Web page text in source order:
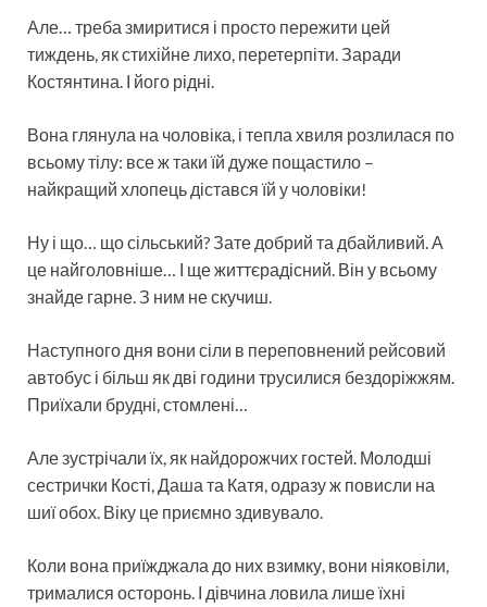
Але… треба змиритися і просто пережити цей
тиждень, як стихійне лихо, перетерпіти. Заради
Костянтина. І його рідні.
Вона глянула на чоловіка, і тепла хвиля розлилася по
всьому тілу: все ж таки їй дуже пощастило –
найкращий хлопець дістався їй у чоловіки!
Ну і що… що сільський? Зате добрий та дбайливий. А
це найголовніше… І ще життєрадісний. Він у всьому
знайде гарне. З ним не скучиш.
Наступного дня вони сіли в переповнений рейсовий
автобус і більш як дві години трусилися бездоріжжям.
Приїхали брудні, стомлені…
Але зустрічали їх, як найдорожчих гостей. Молодші
сестрички Кості, Даша та Катя, одразу ж повисли на
шиї обох. Віку це приємно здивувало.
Коли вона приїжджала до них взимку, вони ніяковіли,
трималися осторонь. І дівчина ловила лише їхні